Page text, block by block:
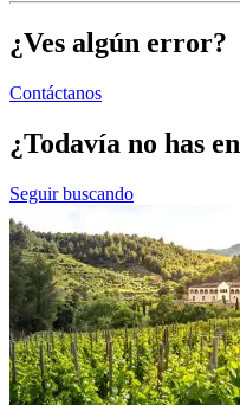
¿Ves algún error?
Contáctanos
¿Todavía no has
Seguir buscando